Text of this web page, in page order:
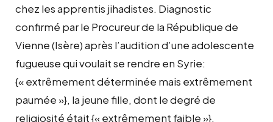
chez les apprentis jihadistes. Diagnostic
confirmé par le Procureur de la République de
Vienne (Isère) après l’audition d’une adolescente
fugueuse qui voulait se rendre en Syrie:
{« extrêmement déterminée mais extrêmement
paumée »}, la jeune fille, dont le degré de
religiosité était {« extrêmement faible »},